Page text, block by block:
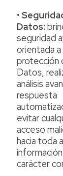
•
Datos:
seguridad
orientada a
protección
Datos,
análisis
respuesta
evitar
acceso
hacia toda
carácter